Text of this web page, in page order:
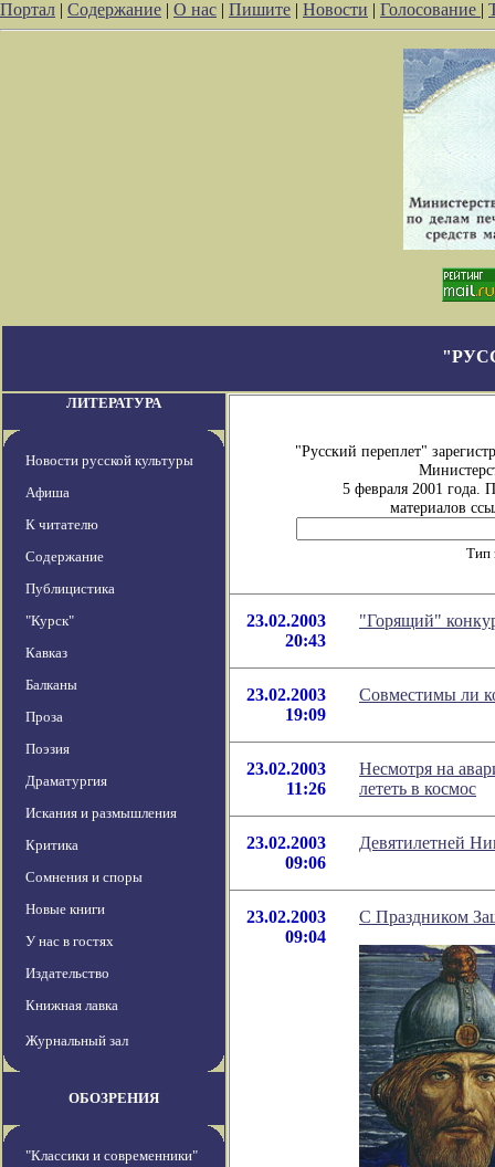
Портал | Содержание | О нас | Пишите | Новости | Голосование |
ЛИТЕРАТУРА
Новости русской культуры
Афиша
К читателю
Содержание
Публицистика
"Курск"
Кавказ
Балканы
Проза
Поэзия
Драматургия
Искания и размышления
Критика
Сомнения и споры
Новые книги
У нас в гостях
Издательство
Книжная лавка
Журнальный зал
ОБОЗРЕНИЯ
"Классики и современники"
"Русский переплет"
5 февраля 2001 года.
материалов
Тип
23.02.2003
20:43
"Горящий"
23.02.2003
19:09
Совместимы ли
23.02.2003
11:26
Несмотря на
лететь в космос
23.02.2003
09:06
Девятилетней
23.02.2003
09:04
С Праздником